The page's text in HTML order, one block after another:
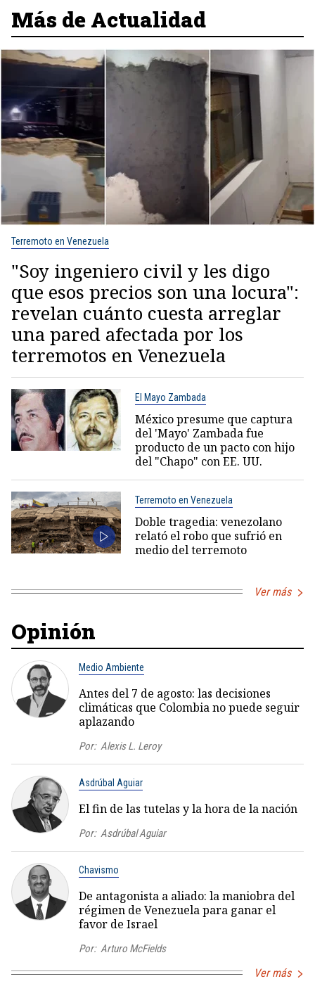
Más de Actualidad
Terremoto en Venezuela
"Soy ingeniero civil y les digo
que esos precios son una locura":
revelan cuánto cuesta arreglar
una pared afectada por los
terremotos en Venezuela
El Mayo Zambada
México presume que captura
del 'Mayo' Zambada fue
producto de un pacto con hijo
del "Chapo" con EE. UU.
Terremoto en Venezuela
Doble tragedia: venezolano
relató el robo que sufrió en
medio del terremoto
Ver más
Opinión
Medio Ambiente
Antes del 7 de agosto: las decisiones
climáticas que Colombia no puede seguir
aplazando
Por: Alexis L. Leroy
Asdrúbal Aguiar
El fin de las tutelas y la hora de la nación
Por: Asdrúbal Aguiar
Chavismo
De antagonista a aliado: la maniobra del
régimen de Venezuela para ganar el
favor de Israel
Por: Arturo McFields
Ver más